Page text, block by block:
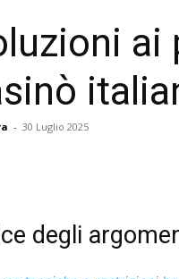
- 30 Luglio 2025
degli